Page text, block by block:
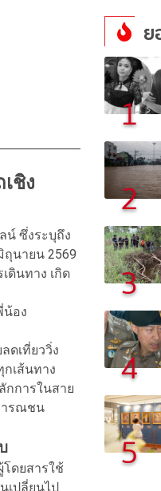
ชิง
น์ ซึ่งระบุถึง
ถุนายน 2569
ดินทาง เกิด
น้อง
ดเที่ยววิ่ง
เส้นทาง
การในสาย
ารณชน
ดยสารใช้
เปลี่ยนไป
1
2
3
4
5